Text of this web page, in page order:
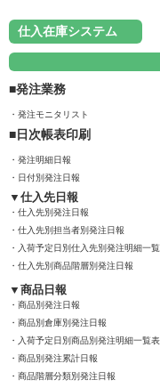
仕入在庫システム
発注業務
発注モニタリスト
日次帳表印刷
発注明細日報
日付別発注日報
仕入先日報
仕入先別発注日報
仕入先別担当者別発注日報
入荷予定日別仕入先別発注明細一
仕入先別商品階層別発注日報
商品日報
商品別発注日報
商品別倉庫別発注日報
入荷予定日別商品別発注明細一覧表
商品別発注累計日報
商品階層分類別発注日報